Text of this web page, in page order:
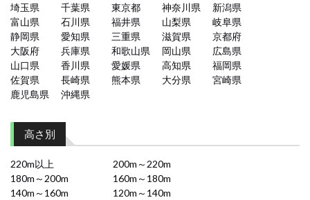
埼玉県
千葉県 東京都 神奈川県
新潟県
富山県
石川県 福井県 山梨県
岐阜県
静岡県
愛知県 三重県 滋賀県
京都府
大阪府
兵庫県 和歌山県 岡山県
広島県
山口県
香川県 愛媛県 高知県
福岡県
佐賀県
長崎県 熊本県 大分県
宮崎県
鹿児島県
沖縄県
高さ別
220m以上
200m～220m
180m～200m
160m～180m
140m～160m
120m～140m